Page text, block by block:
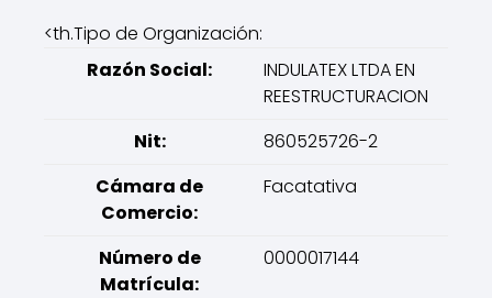
<th.Tipo de Organización:
Razón Social:
INDULATEX LTDA EN
REESTRUCTURACION
Nit:
860525726-2
Cámara de
Comercio:
Facatativa
Número de
Matrícula:
0000017144